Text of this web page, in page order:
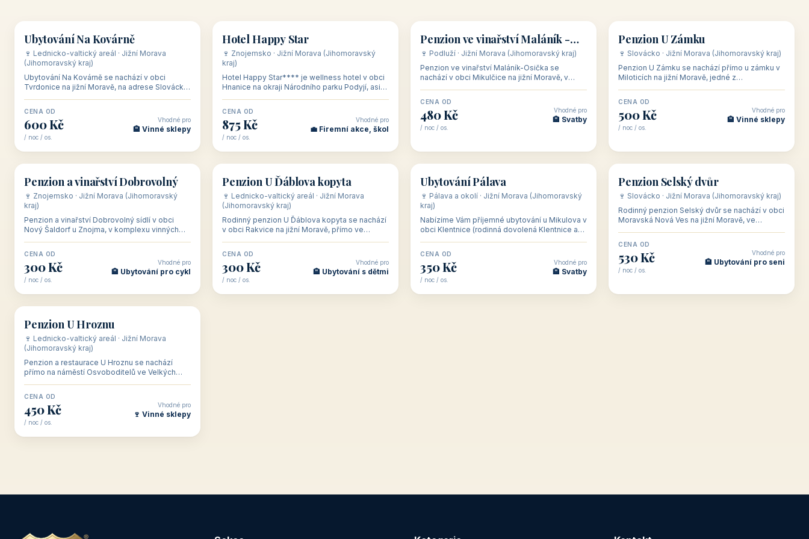
🏡 penzion
Ubytování Na Kovárně
🍷 Lednicko-valtický areál · Jižní Morava
(Jihomoravský kraj)
Ubytování Na Kovárně se nachází v obci
Tvrdonice na jižní Moravě, na adrese Slovácká
CENA OD
600 Kč
/ noc / os.
Vhodné pro
🏨 Vinné sklepy
🏨 hotel
Hotel Happy Star
🍷 Znojemsko · Jižní Morava (Jihomoravský
kraj)
Hotel Happy Star**** je wellness hotel v obci
Hnanice na okraji Národního parku Podyjí, asi
CENA OD
875 Kč
/ noc / os.
Vhodné pro
💼 Firemní akce, škol
🏡 penzion
Penzion ve vinařství Maláník -
Osička
🍷 Podluží · Jižní Morava (Jihomoravský kraj)
Penzion ve vinařství Maláník-Osička se
nachází v obci Mikulčice na jižní Moravě, v
CENA OD
480 Kč
/ noc / os.
Vhodné pro
🏨 Svatby
🏡 penzion
Penzion U Zámku
🍷 Slovácko · Jižní Morava (Jihomoravský kraj)
Penzion U Zámku se nachází přímo u zámku v
Miloticích na jižní Moravě, jedné z
CENA OD
500 Kč
/ noc / os.
Vhodné pro
🏨 Vinné sklepy
🏡 penzion
Penzion a vinařství Dobrovolný
🍷 Znojemsko · Jižní Morava (Jihomoravský
kraj)
Penzion a vinařství Dobrovolný sídlí v obci
Nový Šaldorf u Znojma, v komplexu vinných
CENA OD
300 Kč
/ noc / os.
Vhodné pro
🏨 Ubytování pro cykl
🏡 penzion
Penzion U Ďáblova kopyta
🍷 Lednicko-valtický areál · Jižní Morava
(Jihomoravský kraj)
Rodinný penzion U Ďáblova kopyta se nachází
v obci Rakvice na jižní Moravě, přímo ve
CENA OD
300 Kč
/ noc / os.
Vhodné pro
🏨 Ubytování s dětmi
🏡 penzion
Ubytování Pálava
🍷 Pálava a okolí · Jižní Morava (Jihomoravský
kraj)
Nabízíme Vám příjemné ubytování u Mikulova v
obci Klentnice (rodinná dovolená Klentnice a
CENA OD
350 Kč
/ noc / os.
Vhodné pro
🏨 Svatby
🏡 penzion
Penzion Selský dvůr
🍷 Slovácko · Jižní Morava (Jihomoravský kraj)
Rodinný penzion Selský dvůr se nachází v obci
Moravská Nová Ves na jižní Moravě, ve
CENA OD
530 Kč
/ noc / os.
Vhodné pro
🏨 Ubytování pro seni
🏡 penzion
Penzion U Hroznu
🍷 Lednicko-valtický areál · Jižní Morava
(Jihomoravský kraj)
Penzion a restaurace U Hroznu se nachází
přímo na náměstí Osvoboditelů ve Velkých
CENA OD
450 Kč
/ noc / os.
Vhodné pro
🍷 Vinné sklepy